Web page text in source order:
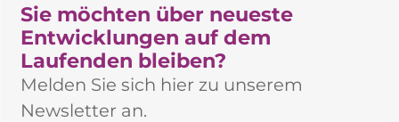
Sie möchten über neueste
Entwicklungen auf dem
Laufenden bleiben?​
Melden Sie sich hier zu unserem
Newsletter an.